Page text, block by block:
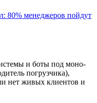
80% менеджеров пойдут
и боты под моно-
погрузчика),
нет живых клиентов и